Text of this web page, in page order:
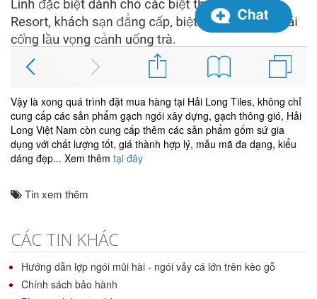
Vậy là xong quá trình đặt mua hàng tại Hải Long Tiles, không chỉ
cung cấp các sản phẩm gạch ngói xây dựng, gạch thông gió, Hải
Long Việt Nam còn cung cấp thêm các sản phẩm gốm sứ gia
dụng với chất lượng tốt, giá thành hợp lý, mẫu mã đa dạng, kiểu
dáng đẹp... Xem thêm tại đây
Tin xem thêm
CÁC TIN KHÁC
Hướng dẫn lợp ngói mũi hài - ngói vảy cá lớn trên kèo gỗ
Chính sách bảo hành